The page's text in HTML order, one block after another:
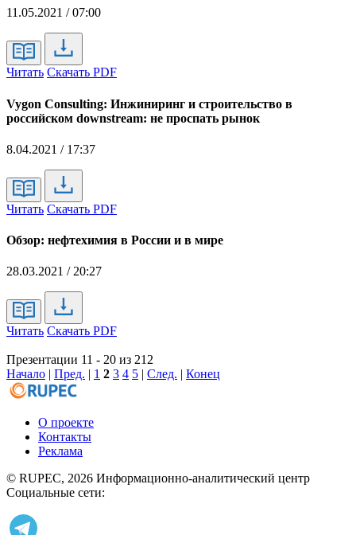
11.05.2021 / 07:00
Читать Скачать PDF
Vygon Consulting: Инжиниринг и строительство в
российском downstream: не проспать рынок
8.04.2021 / 17:37
Читать Скачать PDF
Обзор: нефтехимия в России и в мире
28.03.2021 / 20:27
Читать Скачать PDF
Презентации 11 - 20 из 212
Начало | Пред. | 1 2 3 4 5 | След. | Конец
О проекте
Контакты
Реклама
© RUPEC, 2026 Информационно-аналитический центр
Социальные сети: